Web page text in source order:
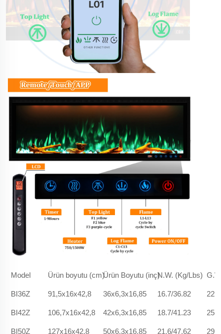
Model Ürün boyutu (cm)Ürün Boyutu (inç)N.W. (Kg/Lbs)
BI36Z 91,5x16x42,8 36x6,3x16,85 16.7/36.82
BI42Z 106,7x16x42,8 42x6,3x16,85 18.7/41.23
BI50Z 127x16x42.8 50x6.3x16.85 21.6/47.62